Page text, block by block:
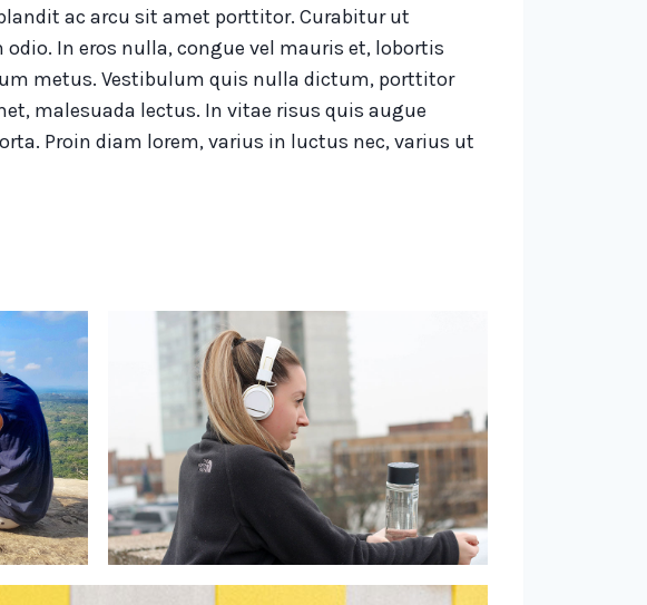
ac arcu sit amet porttitor. Curabitur ut
In eros nulla, congue vel mauris et, lobortis
metus. Vestibulum quis nulla dictum, porttitor
malesuada lectus. In vitae risus quis augue
Proin diam lorem, varius in luctus nec, varius ut